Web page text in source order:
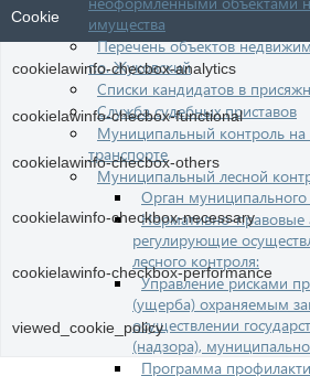
имущества
Перечень объектов
г.о. Жуковский
Списки кандидатов в
Служба судебных приставов
Муниципальный контроль
транспорте
Муниципальный лесной
Орган муниципального
Нормативно-правовые
регулирующие
лесного контроля:
Управление рисками
(ущерба) охраняемым
осуществлении
(надзора),
Программа
Cookie
cookielawinfo-checbox-analytics
cookielawinfo-checbox-functional
cookielawinfo-checbox-others
cookielawinfo-checkbox-necessary
cookielawinfo-checkbox-performance
viewed_cookie_policy